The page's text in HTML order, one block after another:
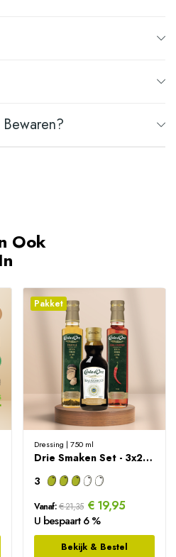
Ook
Pakket
Dressing | 750 ml
Drie Smaken Set - 3x250ml
3
Vanaf: € 21,35 € 19,95
U bespaart 6 %
Bekijk & Bestel